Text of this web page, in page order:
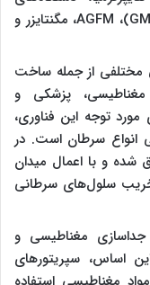
اندازه‌گیری مقاومت مغناطیسی غول‌پیکر (GMR)، AGFM، مگنتایزر و
مختلفی از جمله ساخت
مغناطیسی، پزشکی و
مورد توجه این فناوری،
انواع سرطان است. در
شده و با اعمال میدان
سلول‌های سرطانی
جداسازی مغناطیسی و
اساس، سپریتورهای